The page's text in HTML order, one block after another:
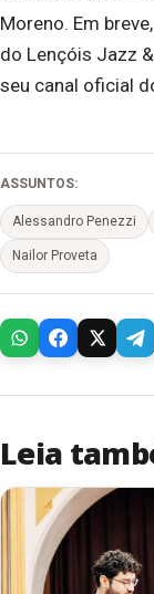
Moreno. Em
do Lençóis Jazz
seu canal oficial
ASSUNTOS:
Alessandro Penezzi
Nailor Proveta
Leia